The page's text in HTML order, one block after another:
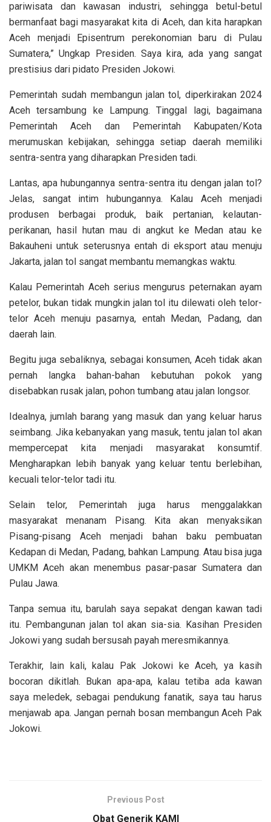
pariwisata dan kawasan industri, sehingga betul-betul
bermanfaat bagi masyarakat kita di Aceh, dan kita harapkan
Aceh menjadi Episentrum perekonomian baru di Pulau
Sumatera,” Ungkap Presiden. Saya kira, ada yang sangat
prestisius dari pidato Presiden Jokowi.
Pemerintah sudah membangun jalan tol, diperkirakan 2024
Aceh tersambung ke Lampung. Tinggal lagi, bagaimana
Pemerintah Aceh dan Pemerintah Kabupaten/Kota
merumuskan kebijakan, sehingga setiap daerah memiliki
sentra-sentra yang diharapkan Presiden tadi.
Lantas, apa hubungannya sentra-sentra itu dengan jalan tol?
Jelas, sangat intim hubungannya. Kalau Aceh menjadi
produsen berbagai produk, baik pertanian, kelautan-
perikanan, hasil hutan mau di angkut ke Medan atau ke
Bakauheni untuk seterusnya entah di eksport atau menuju
Jakarta, jalan tol sangat membantu memangkas waktu.
Kalau Pemerintah Aceh serius mengurus peternakan ayam
petelor, bukan tidak mungkin jalan tol itu dilewati oleh telor-
telor Aceh menuju pasarnya, entah Medan, Padang, dan
daerah lain.
Begitu juga sebaliknya, sebagai konsumen, Aceh tidak akan
pernah langka bahan-bahan kebutuhan pokok yang
disebabkan rusak jalan, pohon tumbang atau jalan longsor.
Idealnya, jumlah barang yang masuk dan yang keluar harus
seimbang. Jika kebanyakan yang masuk, tentu jalan tol akan
mempercepat kita menjadi masyarakat konsumtif.
Mengharapkan lebih banyak yang keluar tentu berlebihan,
kecuali telor-telor tadi itu.
Selain telor, Pemerintah juga harus menggalakkan
masyarakat menanam Pisang. Kita akan menyaksikan
Pisang-pisang Aceh menjadi bahan baku pembuatan
Kedapan di Medan, Padang, bahkan Lampung. Atau bisa juga
UMKM Aceh akan menembus pasar-pasar Sumatera dan
Pulau Jawa.
Tanpa semua itu, barulah saya sepakat dengan kawan tadi
itu. Pembangunan jalan tol akan sia-sia. Kasihan Presiden
Jokowi yang sudah bersusah payah meresmikannya.
Terakhir, lain kali, kalau Pak Jokowi ke Aceh, ya kasih
bocoran dikitlah. Bukan apa-apa, kalau tetiba ada kawan
saya meledek, sebagai pendukung fanatik, saya tau harus
menjawab apa. Jangan pernah bosan membangun Aceh Pak
Jokowi.
Previous Post
Obat Generik KAMI